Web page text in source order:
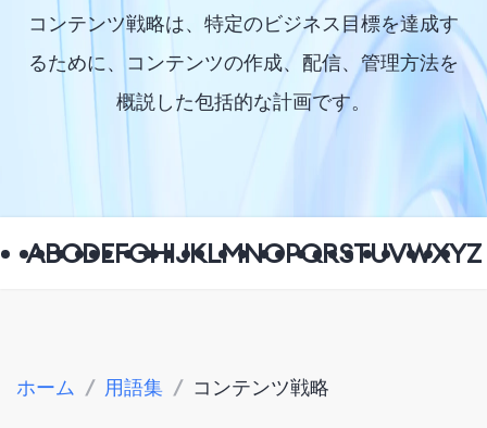
コンテンツ戦略は、特定のビジネス目標を達成す
るために、コンテンツの作成、配信、管理方法を
概説した包括的な計画です。
ABCDEFGHIJKLMNOPQRSTUVWXYZ
ホーム / 用語集 / コンテンツ戦略